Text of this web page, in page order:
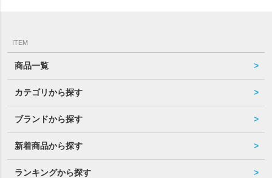
ITEM
商品一覧
カテゴリから探す
ブランドから探す
新着商品から探す
ランキングから探す